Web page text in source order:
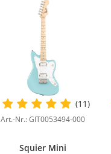
(11)
Art.-Nr.: GIT0053494-000
Squier Mini